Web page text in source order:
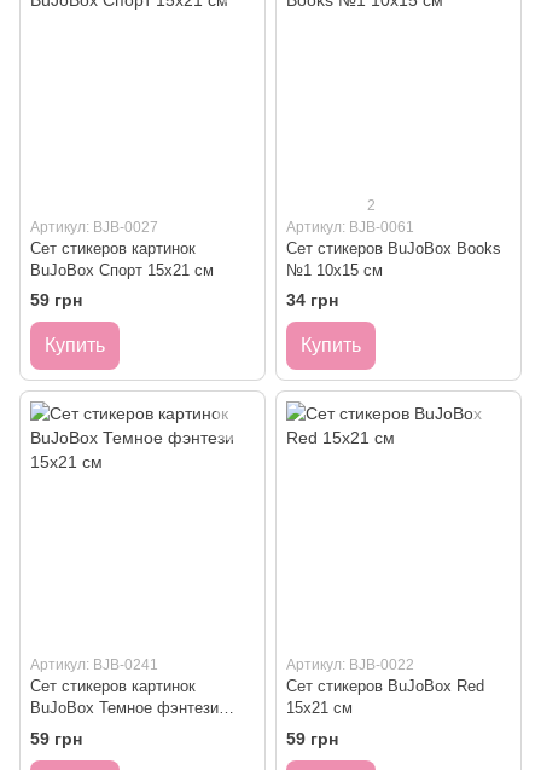
Артикул: BJB-0027
Сет стикеров картинок
BuJoBox Спорт 15х21 см
59 грн
Купить
2
Артикул: BJB-0061
Сет стикеров BuJoBox Books
№1 10х15 см
34 грн
Купить
Артикул: BJB-0241
Сет стикеров картинок
BuJoBox Темное фэнтези
15х21 см
59 грн
Артикул: BJB-0022
Сет стикеров BuJoBox Red
15х21 см
59 грн